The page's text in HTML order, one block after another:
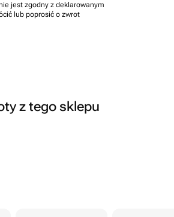
jest zgodny z deklarowanym
lub poprosić o zwrot
z tego sklepu